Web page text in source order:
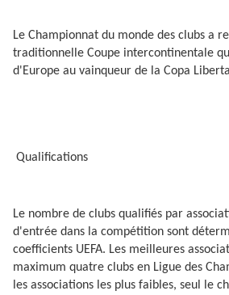
Le Championnat du monde des clubs a
traditionnelle Coupe intercontinentale
d'Europe au vainqueur de la Copa
Qualifications
Le nombre de clubs qualifiés par
d'entrée dans la compétition sont
coefficients UEFA. Les meilleures
maximum quatre clubs en Ligue des
les associations les plus faibles, seul le